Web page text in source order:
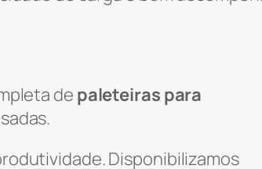
de paleteiras para
Disponibilizamos